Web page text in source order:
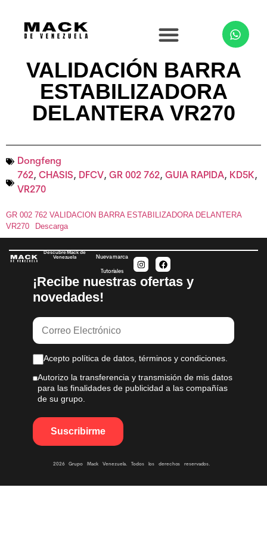
VALIDACIÓN BARRA
ESTABILIZADORA
DELANTERA VR270
Dongfeng
762, CHASIS, DFCV, GR 002 762, GUIA RAPIDA, KD5K,
VR270
GR 002 762 VALIDACION BARRA ESTABILIZADORA DELANTERA
VR270
Descarga
Descubre Mack de
Venezuela
Nueva marca
Tutoriales
¡Recibe nuestras ofertas y
novedades!
Acepto política de datos, términos y condiciones.
Autorizo la transferencia y transmisión de mis datos
para las finalidades de publicidad a las compañías
de su grupo.
2026 Grupo Mack Venezuela. Todos los derechos reservados.